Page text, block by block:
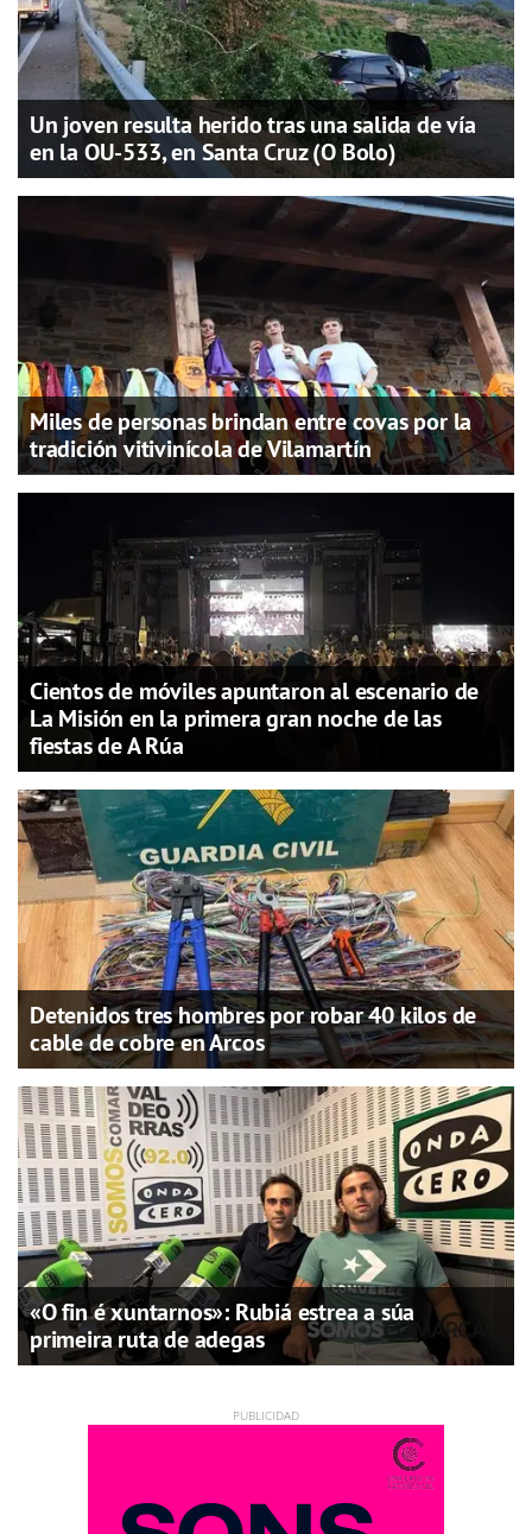
Un joven resulta herido tras una salida de vía
en la OU-533, en Santa Cruz (O Bolo)
Miles de personas brindan entre covas por la
tradición vitivinícola de Vilamartín
Cientos de móviles apuntaron al escenario de
La Misión en la primera gran noche de las
fiestas de A Rúa
Detenidos tres hombres por robar 40 kilos de
cable de cobre en Arcos
«O fin é xuntarnos»: Rubiá estrea a súa
primeira ruta de adegas